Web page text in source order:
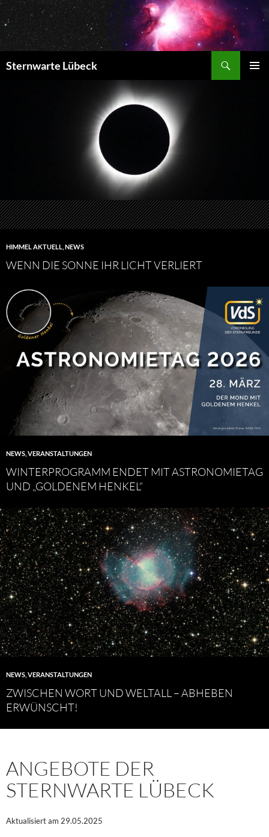
Zum
Inhalt
springen
Sternwarte Lübeck
HIMMEL AKTUELL NEWS
WENN DIE SONNE IHR LICHT VERLIERT
NEWS VERANSTALTUNGEN
WINTERPROGRAMM ENDET MIT ASTRONOMIETAG
UND „GOLDENEM HENKEL“
NEWS VERANSTALTUNGEN
ZWISCHEN WORT UND WELTALL – ABHEBEN
ERWÜNSCHT!
ANGEBOTE DER
STERNWARTE LÜBECK
Aktualisiert am 29.05.2025